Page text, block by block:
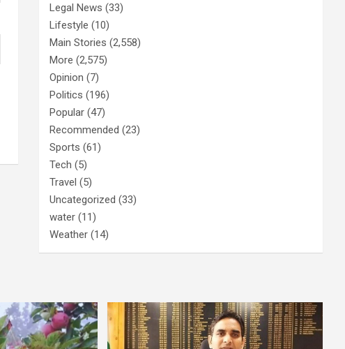
Legal News (33)
Lifestyle (10)
Main Stories (2,558)
More (2,575)
Opinion (7)
Politics (196)
Popular (47)
Recommended (23)
Sports (61)
Tech (5)
Travel (5)
Uncategorized (33)
water (11)
Weather (14)